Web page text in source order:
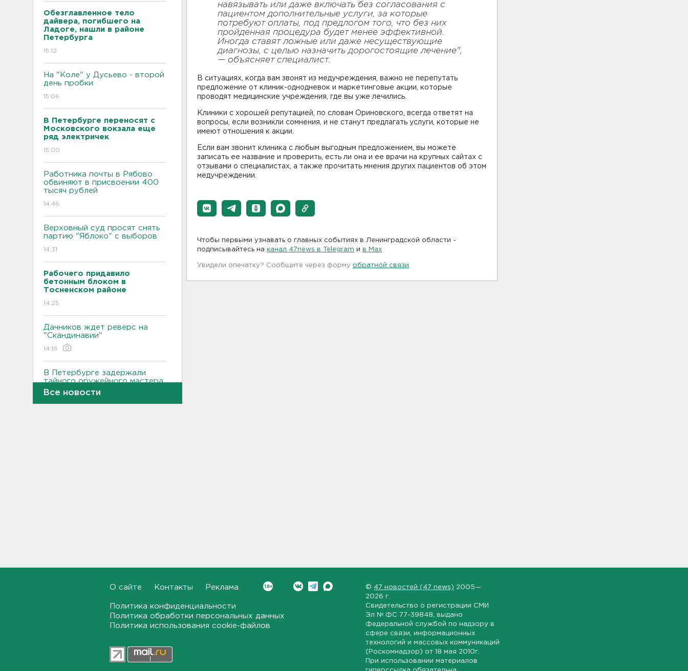
Обезглавленное тело
дайвера, погибшего на
Ладоге, нашли в районе
Петербурга
15:12
На "Коле" у Дусьево - второй
день пробки
15:06
В Петербурге переносят с
Московского вокзала еще
ряд электричек
15:00
Работника почты в Рябово
обвиняют в присвоении 400
тысяч рублей
14:46
Верховный суд просят снять
партию "Яблоко" с выборов
14:31
Рабочего придавило
бетонным блоком в
Тосненском районе
14:25
Дачников ждет реверс на
"Скандинавии"
14:18
В Петербурге задержали
тайного оружейного мастера
– в квартире силовики нашли
целый арсенал
появился в Петербурге и
Минцифры: Детям не будут
ограничивать доступ в
Все новости
навязывать или даже включать без согласования с
пациентом дополнительные услуги, за которые
потребуют оплаты, под предлогом того, что без них
пройденная процедура будет менее эффективной.
Иногда ставят ложные или даже несуществующие
диагнозы, с целью назначить дорогостоящие лечение",
— объясняет специалист.
В ситуациях, когда вам звонят из медучреждения, важно не перепутать
предложение от клиник-однодневок и маркетинговые акции, которые
проводят медицинские учреждения, где вы уже лечились.
Клиники с хорошей репутацией, по словам Ориновского, всегда ответят на
вопросы, если возникли сомнения, и не станут предлагать услуги, которые не
имеют отношения к акции.
Если вам звонит клиника с любым выгодным предложением, вы можете
записать ее название и проверить, есть ли она и ее врачи на крупных сайтах с
отзывами о специалистах, а также прочитать мнения других пациентов об этом
медучреждении.
Чтобы первыми узнавать о главных событиях в Ленинградской области -
подписывайтесь на канал 47news в Telegram и в Maх
Увидели опечатку? Сообщите через форму обратной связи
О сайте Контакты Реклама
Политика конфиденциальности
Политика обработки персональных данных
Политика использования cookie-файлов
© 47 новостей (47 news) 2005—
2026 г.
Свидетельство о регистрации СМИ
Эл № ФС 77-39848 , выдано
Федеральной службой по надзору в
сфере связи, информационных
технологий и массовых коммуникаций
(Роскомнадзор) от 18 мая 2010г.
При использовании материалов